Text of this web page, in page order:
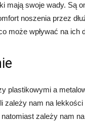
mają swoje wady. Są
noszenia przez
może wpływać na ich
plastikowymi a
zależy nam na
zależy nam